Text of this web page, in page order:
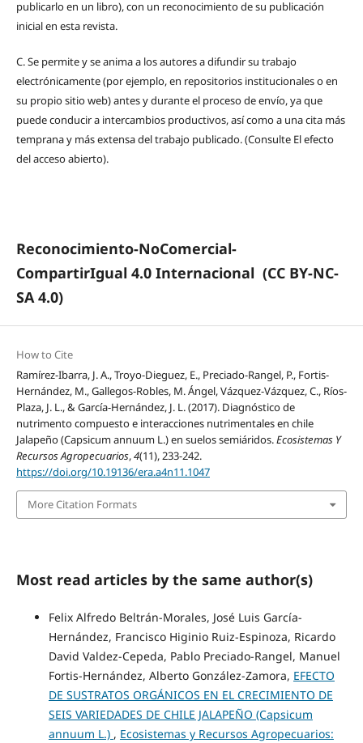
publicarlo en un libro), con un reconocimiento de su publicación
inicial en esta revista.
C.Se permite y se anima a los autores a difundir su trabajo
electrónicamente (por ejemplo, en repositorios institucionales o en
su propio sitio web) antes y durante el proceso de envío, ya que
puede conducir a intercambios productivos, así como a una cita más
temprana y más extensa del trabajo publicado. (Consulte El efecto
del acceso abierto).
Reconocimiento-NoComercial-
CompartirIgual 4.0 Internacional (CC BY-NC-
SA 4.0)
How to Cite
Ramírez-Ibarra, J. A., Troyo-Dieguez, E., Preciado-Rangel, P., Fortis-
Hernández, M., Gallegos-Robles, M. Ángel, Vázquez-Vázquez, C., Ríos-
Plaza, J. L., & García-Hernández, J. L. (2017). Diagnóstico de
nutrimento compuesto e interacciones nutrimentales en chile
Jalapeño (Capsicum annuum L.) en suelos semiáridos.Ecosistemas Y
Recursos Agropecuarios,4(11), 233-242.
https://doi.org/10.19136/era.a4n11.1047
More Citation Formats
Most read articles by the same author(s)
Felix Alfredo Beltrán-Morales, José Luis García-
Hernández, Francisco Higinio Ruiz-Espinoza, Ricardo
David Valdez-Cepeda, Pablo Preciado-Rangel, Manuel
Fortis-Hernández, Alberto González-Zamora, EFECTO
DE SUSTRATOS ORGÁNICOS EN EL CRECIMIENTO DE
SEIS VARIEDADES DE CHILE JALAPEÑO (Capsicum
annuum L.) , Ecosistemas y Recursos Agropecuarios: